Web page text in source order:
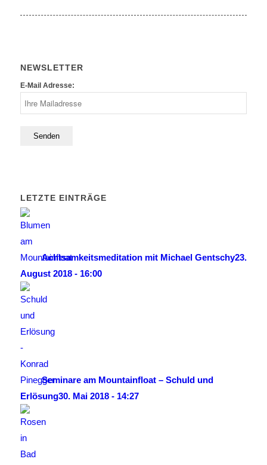
NEWSLETTER
E-Mail Adresse:
LETZTE EINTRÄGE
Achtsamkeitsmeditation mit Michael Gentschy23.
August 2018 - 16:00
Seminare am Mountainfloat – Schuld und
Erlösung30. Mai 2018 - 14:27